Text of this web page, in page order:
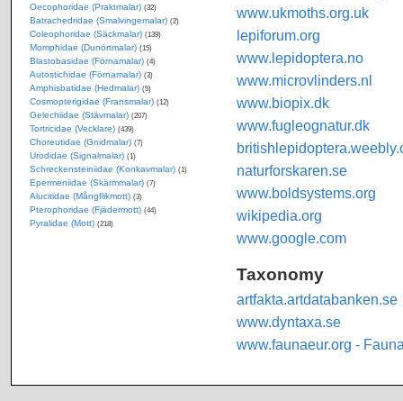
www.ukmoths.org.uk
lepiforum.org
www.lepidoptera.no
www.microvlinders.nl
www.biopix.dk
www.fugleognatur.dk
naturforskaren.se
www.boldsystems.org
wikipedia.org
www.google.com
Taxonomy
artfakta.artdatabanken.se
www.dyntaxa.se
www.faunaeur.org -
Oecophoridae (Praktmalar) (32)
Batrachedridae (Smalvingemalar) (2)
Coleophoridae (Säckmalar) (139)
Momphidae (Dunörtmalar) (15)
Blastobasidae (Förnamalar) (4)
Autostichidae (Förnamalar) (3)
Amphisbatidae (Hedmalar) (5)
Cosmopterigidae (Fransmalar) (12)
Gelechiidae (Stävmalar) (207)
Tortricidae (Vecklare) (439)
Choreutidae (Gnidmalar) (7)
Urodidae (Signalmalar) (1)
Schreckensteiniidae (Konkavmalar) (1)
Epermeniidae (Skärmmalar) (7)
Alucitidae (Mångflikmott) (3)
Pterophoridae (Fjädermott) (44)
Pyralidae (Mott) (218)